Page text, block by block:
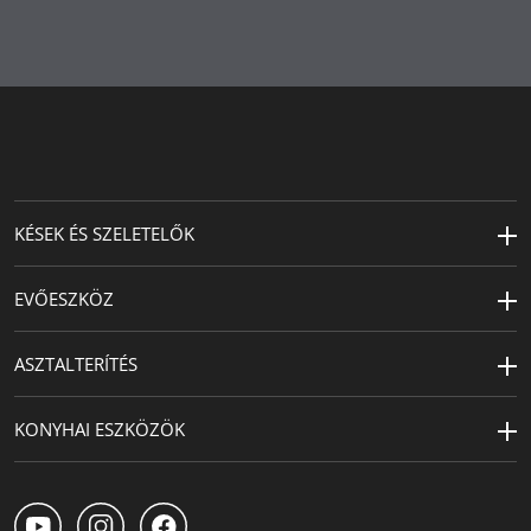
KÉSEK ÉS SZELETELŐK
EVŐESZKÖZ
ASZTALTERÍTÉS
KONYHAI ESZKÖZÖK